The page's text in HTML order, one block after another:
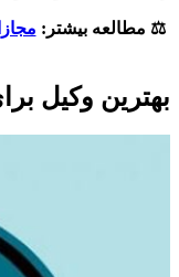
⚖️ مطالعه بیشتر:
بهترین وکیل